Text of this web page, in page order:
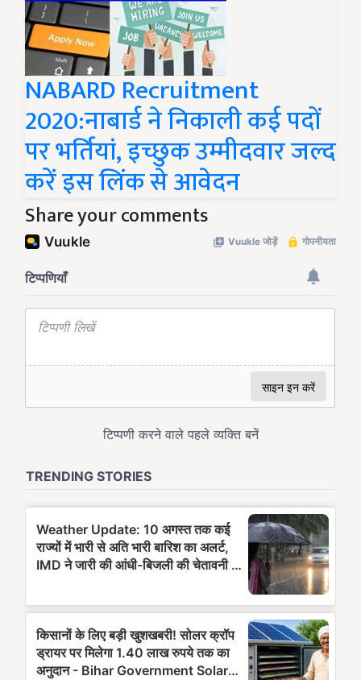
NABARD Recruitment
2020:नाबार्ड ने निकाली कई पदों
पर भर्तियां, इच्छुक उम्मीदवार जल्द
करें इस लिंक से आवेदन
Share your comments